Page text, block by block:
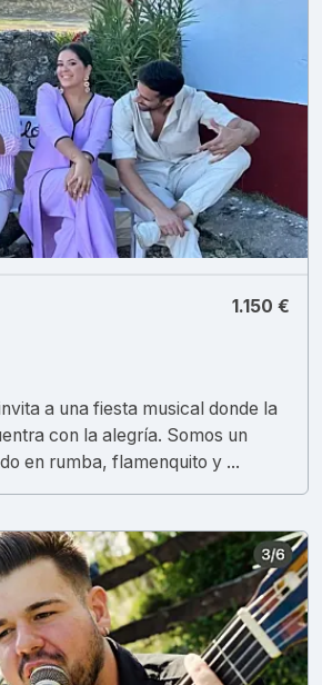
1.150 €
a una fiesta musical donde la
con la alegría. Somos un
en rumba, flamenquito y ...